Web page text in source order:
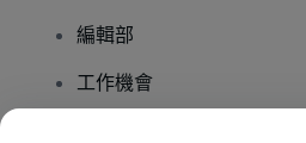
編輯部
工作機會